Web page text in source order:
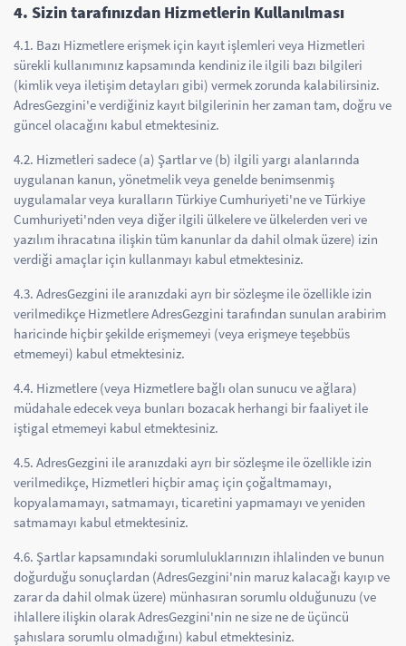
4. Sizin tarafınızdan Hizmetlerin Kullanılması
4.1. Bazı Hizmetlere erişmek için kayıt işlemleri veya Hizmetleri
sürekli kullanımınız kapsamında kendiniz ile ilgili bazı bilgileri
(kimlik veya iletişim detayları gibi) vermek zorunda kalabilirsiniz.
AdresGezgini'e verdiğiniz kayıt bilgilerinin her zaman tam, doğru ve
güncel olacağını kabul etmektesiniz.
4.2. Hizmetleri sadece (a) Şartlar ve (b) ilgili yargı alanlarında
uygulanan kanun, yönetmelik veya genelde benimsenmiş
uygulamalar veya kuralların Türkiye Cumhuriyeti'ne ve Türkiye
Cumhuriyeti'nden veya diğer ilgili ülkelere ve ülkelerden veri ve
yazılım ihracatına ilişkin tüm kanunlar da dahil olmak üzere) izin
verdiği amaçlar için kullanmayı kabul etmektesiniz.
4.3. AdresGezgini ile aranızdaki ayrı bir sözleşme ile özellikle izin
verilmedikçe Hizmetlere AdresGezgini tarafından sunulan arabirim
haricinde hiçbir şekilde erişmemeyi (veya erişmeye teşebbüs
etmemeyi) kabul etmektesiniz.
4.4. Hizmetlere (veya Hizmetlere bağlı olan sunucu ve ağlara)
müdahale edecek veya bunları bozacak herhangi bir faaliyet ile
iştigal etmemeyi kabul etmektesiniz.
4.5. AdresGezgini ile aranızdaki ayrı bir sözleşme ile özellikle izin
verilmedikçe, Hizmetleri hiçbir amaç için çoğaltmamayı,
kopyalamamayı, satmamayı, ticaretini yapmamayı ve yeniden
satmamayı kabul etmektesiniz.
4.6. Şartlar kapsamındaki sorumluluklarınızın ihlalinden ve bunun
doğurduğu sonuçlardan (AdresGezgini'nin maruz kalacağı kayıp ve
zarar da dahil olmak üzere) münhasıran sorumlu olduğunuzu (ve
ihlallere ilişkin olarak AdresGezgini'nin ne size ne de üçüncü
şahıslara sorumlu olmadığını) kabul etmektesiniz.